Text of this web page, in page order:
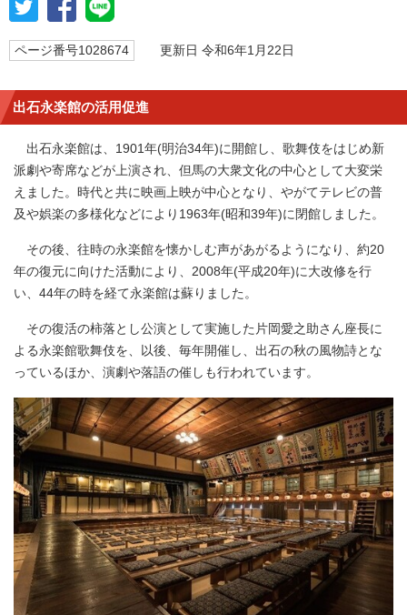
ページ番号1028674 更新日 令和6年1月22日
出石永楽館の活用促進
出石永楽館は、1901年(明治34年)に開館し、歌舞伎をはじめ新
派劇や寄席などが上演され、但馬の大衆文化の中心として大変栄
えました。時代と共に映画上映が中心となり、やがてテレビの普
及や娯楽の多様化などにより1963年(昭和39年)に閉館しました。
その後、往時の永楽館を懐かしむ声があがるようになり、約20
年の復元に向けた活動により、2008年(平成20年)に大改修を行
い、44年の時を経て永楽館は蘇りました。
その復活の柿落とし公演として実施した片岡愛之助さん座長に
よる永楽館歌舞伎を、以後、毎年開催し、出石の秋の風物詩とな
っているほか、演劇や落語の催しも行われています。